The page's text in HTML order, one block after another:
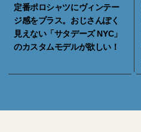
定番ポロシャツにヴィンテー
ジ感をプラス。おじさんぽく
見えない「サタデーズ NYC」
のカスタムモデルが欲しい！